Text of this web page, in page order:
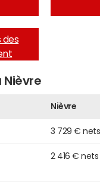
des
Nièvre
Nièvre
3 729 €
2 416 €